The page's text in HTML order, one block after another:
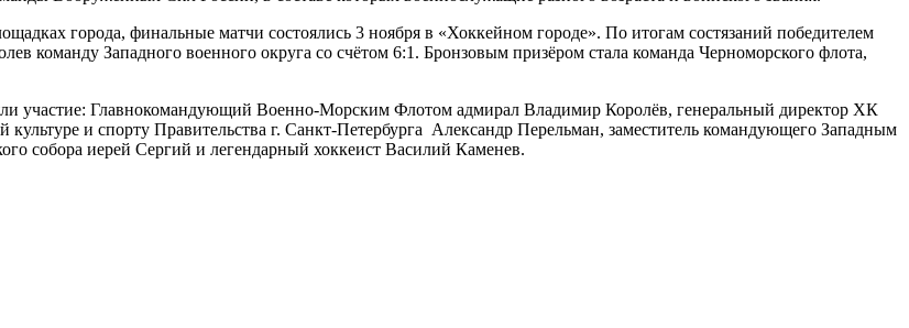
города, финальные матчи состоялись 3 ноября в «Хоккейном городе». По итогам состязаний победителем
команду Западного военного округа со счётом 6:1. Бронзовым призёром стала команда Черноморского флота,
участие: Главнокомандующий Военно-Морским Флотом адмирал Владимир Королёв, генеральный директор ХК
и спорту Правительства г. Санкт-Петербурга Александр Перельман, заместитель командующего Западным
собора иерей Сергий и легендарный хоккеист Василий Каменев.